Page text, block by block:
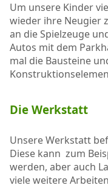
Um unsere Kinder
wieder ihre Neugier
an die Spielzeuge
Autos mit dem
mal die Bausteine
Die Werkstatt
Unsere Werkstatt
Diese kann zum
werden, aber auch
viele weitere